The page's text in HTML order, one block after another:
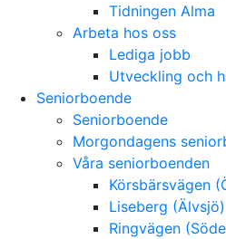
Tidningen Alma
Arbeta hos oss
Lediga jobb
Utveckling och
Seniorboende
Seniorboende
Morgondagens
Våra seniorboenden
Körsbärsvägen
Liseberg (Älvsjö)
Ringvägen